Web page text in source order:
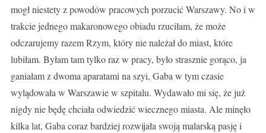
mogł niestety z powodów pracowych porzucić Warszawy. No i w
trakcie jednego makaronowego obiadu rzuciłam, że może
odczarujemy razem Rzym, który nie należał do miast, które
lubiłam. Byłam tam tylko raz w pracy, było strasznie gorąco, ja
ganiałam z dwoma aparatami na szyi, Gaba w tym czasie
wylądowała w Warszawie w szpitalu. Wydawało mi się, że już
nigdy nie będę chciała odwiedzić wiecznego miasta. Ale minęło
kilka lat, Gaba coraz bardziej rozwijała swoją malarską pasję i